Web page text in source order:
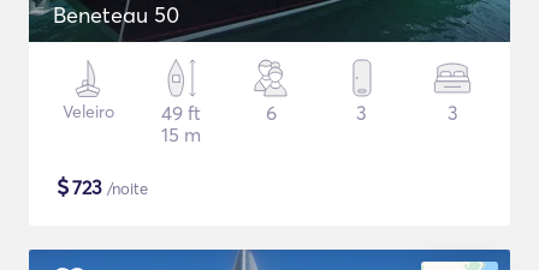
Beneteau 50
Veleiro
49 ft
15 m
6 3 3
$723 /noite